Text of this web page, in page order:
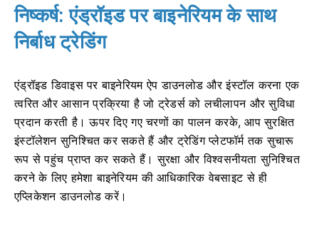
निष्कर्ष: एंड्रॉइड पर बाइनेरियम के साथ
निर्बाध ट्रेडिंग
एंड्रॉइड डिवाइस पर बाइनेरियम ऐप डाउनलोड और इंस्टॉल करना एक
त्वरित और आसान प्रक्रिया है जो ट्रेडर्स को लचीलापन और सुविधा
प्रदान करती है। ऊपर दिए गए चरणों का पालन करके, आप सुरक्षित
इंस्टॉलेशन सुनिश्चित कर सकते हैं और ट्रेडिंग प्लेटफॉर्म तक सुचारू
रूप से पहुंच प्राप्त कर सकते हैं। सुरक्षा और विश्वसनीयता सुनिश्चित
करने के लिए हमेशा बाइनेरियम की आधिकारिक वेबसाइट से ही
एप्लिकेशन डाउनलोड करें।